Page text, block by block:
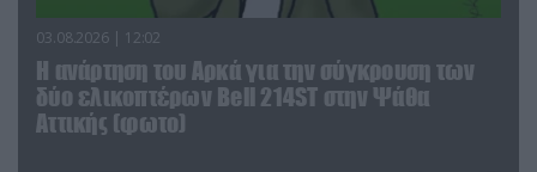
03.08.2026 | 12:02
Η ανάρτηση του Αρκά για την σύγκρουση των
δύο ελικοπτέρων Bell 214ST στην Ψάθα
Αττικής (φωτο)